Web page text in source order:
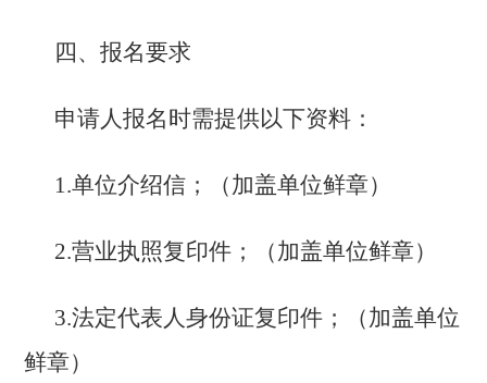
四、报名要求
申请人报名时需提供以下资料：
1.单位介绍信；（加盖单位鲜章）
2.营业执照复印件 ； （加盖单位鲜章）
3.法定代表人身份证复印件 ；
（加盖单位
鲜章）